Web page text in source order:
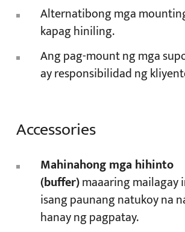
Alternatibong mga
kapag hiniling.
Ang pag-mount ng mga
ay responsibilidad ng
Accessories
Mahinahong mga hihinto
(buffer)maaaring mailagay
isang paunang natukoy na
hanay ng pagpatay.